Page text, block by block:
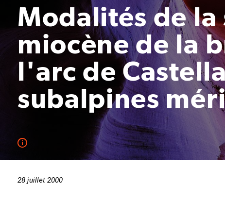
Modalités de
miocène de la
l'arc de
subalpines
28 juillet 2000